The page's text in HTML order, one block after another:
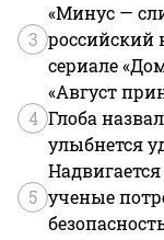
3
«Минус —
российский
сериале
4
«Август
Глоба
улыбнется
5 ученые